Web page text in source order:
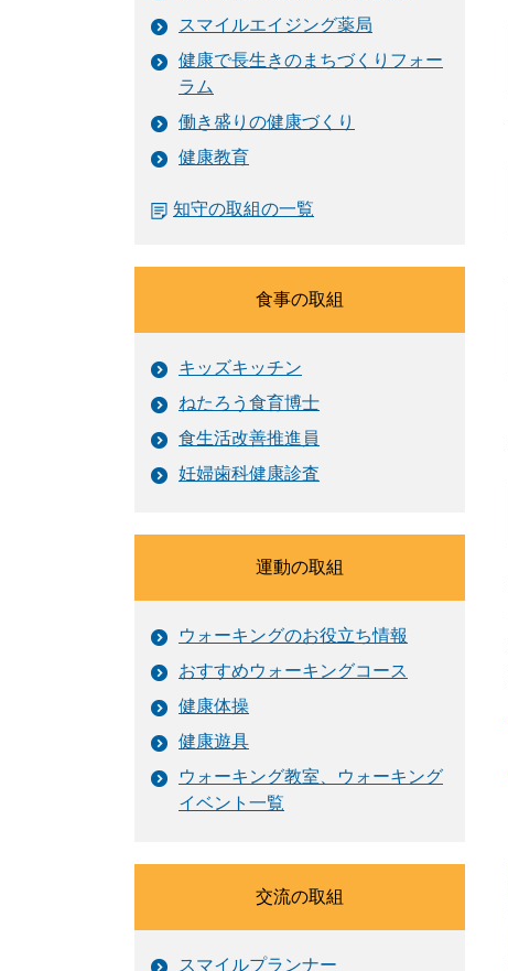
スマイルエイジング薬局
健康で長生きのまちづくりフォー
ラム
働き盛りの健康づくり
健康教育
知守の取組の一覧
食事の取組
キッズキッチン
ねたろう食育博士
食生活改善推進員
妊婦歯科健康診査
運動の取組
ウォーキングのお役立ち情報
おすすめウォーキングコース
健康体操
健康遊具
ウォーキング教室、ウォーキング
イベント一覧
交流の取組
スマイルプランナー